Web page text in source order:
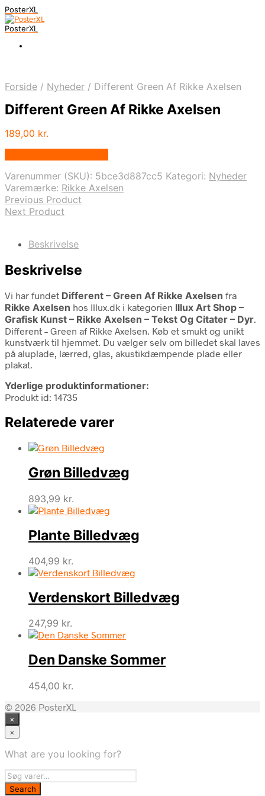
PosterXL
PosterXL
Forside / Nyheder / Different Green Af Rikke Axelsen
Different Green Af Rikke Axelsen
189,00 kr.
Varenummer (SKU): 5bce3d887cc5 Kategori: Nyheder
Varemærke: Rikke Axelsen
Previous Product
Next Product
Beskrivelse
Beskrivelse
Vi har fundet Different – Green Af Rikke Axelsen fra
Rikke Axelsen hos Illux.dk i kategorien Illux Art Shop –
Grafisk Kunst – Rikke Axelsen – Tekst Og Citater – Dyr.
Different – Green af Rikke Axelsen. Køb et smukt og unikt
kunstværk til hjemmet. Du vælger selv om billedet skal laves
på aluplade, lærred, glas, akustikdæmpende plade eller
plakat.
Yderlige produktinformationer:
Produkt id: 14735
Relaterede varer
Grøn Billedvæg
893,99 kr.
Plante Billedvæg
404,99 kr.
Verdenskort Billedvæg
247,99 kr.
Den Danske Sommer
454,00 kr.
© 2026 PosterXL
×
×
What are you looking for?